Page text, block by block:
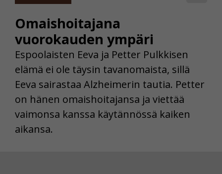
Omaishoitajana
vuorokauden ympäri
Espoolaisten Eeva ja Petter Pulkkisen
elämä ei ole täysin tavanomaista, sillä
Eeva sairastaa Alzheimerin tautia. Petter
on hänen omaishoitajansa ja viettää
vaimonsa kanssa käytännössä kaiken
aikansa.